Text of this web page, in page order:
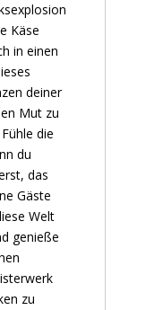
Käse
in einen
deiner
Mut zu
die
du
das
Gäste
Welt
genieße
zu